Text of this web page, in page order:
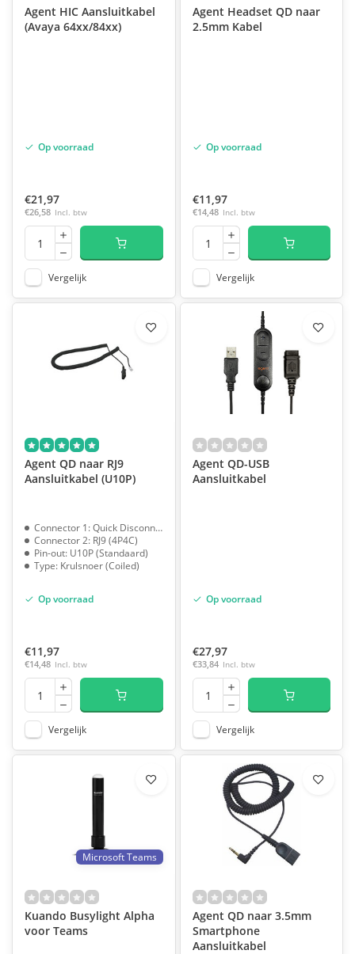
Agent HIC Aansluitkabel
(Avaya 64xx/84xx)
Op voorraad
€21,97
€26,58 Incl. btw
Vergelijk
Agent Headset QD naar
2.5mm Kabel
Op voorraad
€11,97
€14,48 Incl. btw
Vergelijk
Agent QD naar RJ9
Aansluitkabel (U10P)
Connector 1: Quick Disconnect (QD)
Connector 2: RJ9 (4P4C)
Pin-out: U10P (Standaard)
Type: Krulsnoer (Coiled)
Op voorraad
€11,97
€14,48 Incl. btw
Vergelijk
Agent QD-USB
Aansluitkabel
Op voorraad
€27,97
€33,84 Incl. btw
Vergelijk
Microsoft Teams
Kuando Busylight Alpha
voor Teams
Agent QD naar 3.5mm
Smartphone
Aansluitkabel